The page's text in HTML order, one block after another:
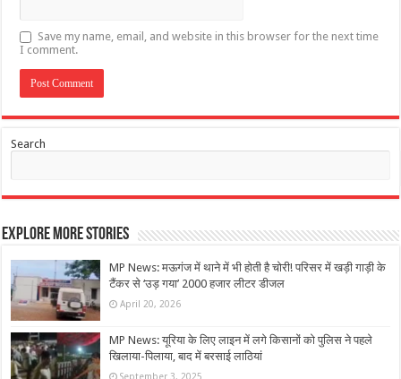
Save my name, email, and website in this browser for the next time
I comment.
Search
Explore More Stories
MP News: मऊगंज में थाने में भी होती है चोरी! परिसर में खड़ी गाड़ी के
टैंकर से ‘उड़ गया’ 2000 हजार लीटर डीजल
April 20, 2026
MP News: यूरिया के लिए लाइन में लगे किसानों को पुलिस ने पहले
खिलाया-पिलाया, बाद में बरसाई लाठियां
September 3, 2025